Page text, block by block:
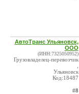
АвтоТранс Ульяновск,
ООО
(ИНН:7325050952)
Грузовладелец-перевозчик
Ульяновск
Код:18487
#8